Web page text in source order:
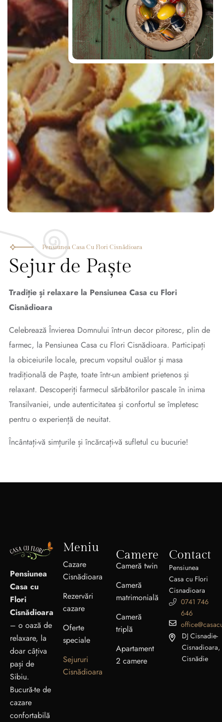
Pensiunea Casa Cu Flori Cisnădioara
Sejur de Paște
Tradiție și relaxare la Pensiunea Casa cu Flori
Cisnădioara
Celebrează Învierea Domnului într-un decor pitoresc, plin de
farmec, la Pensiunea Casa cu Flori Cisnădioara. Participați
la obiceiurile locale, precum vopsitul ouălor și masa
tradițională de Paște, toate într-un ambient prietenos și
relaxant. Descoperiți farmecul sărbătorilor pascale în inima
Transilvaniei, unde autenticitatea și confortul se împletesc
pentru o experiență de neuitat.
Încântați-vă simțurile și încărcați-vă sufletul cu bucurie!
Pensiunea
Casa cu
Flori
Cisnădioara
– o oază de
relaxare, la
doar câțiva
pași de
Sibiu.
Bucură-te de
cazare
confortabilă
Meniu
Cazare
Cisnădioara
Rezervări
cazare
Oferte
speciale
Sejururi
Cisnădioara
Camere
Cameră twin
Cameră
matrimonială
Cameră
triplă
Apartament
2 camere
Contact
Pensiunea
Casa cu Flori
Cisnadioara
0741 746
646
DJ Cisnadie-
Cisnadioara,
Cisnădie